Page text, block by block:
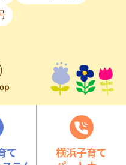
て
横浜子育て